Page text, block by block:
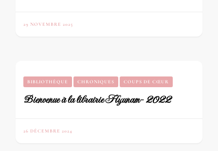
29 NOVEMBRE 2025
BIBLIOTHÈQUE CHRONIQUES COUPS DE CŒUR
Bienvenue à la librairie Hyunam- 2022
26 DÉCEMBRE 2024